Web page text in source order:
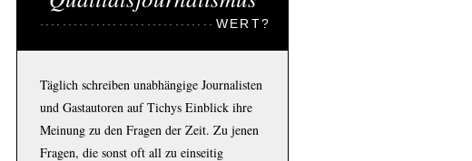
WERT?
Täglich schreiben unabhängige Journalisten
und Gastautoren auf Tichys Einblick ihre
Meinung zu den Fragen der Zeit. Zu jenen
Fragen, die sonst oft all zu einseitig